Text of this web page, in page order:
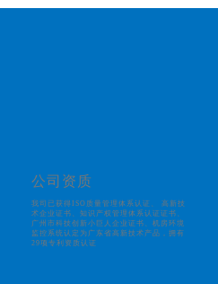
公司资质
我司已获得ISO质量管理体系认证、 高新技
术企业证书、知识产权管理体系认证证书、
广州市科技创新小巨人企业证书、机房环境
监控系统认定为广东省高新技术产品，拥有
29项专利资质认证